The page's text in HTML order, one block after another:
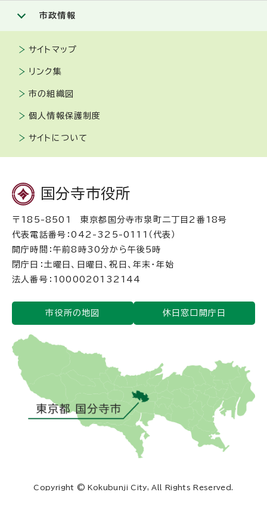
市政情報
サイトマップ
リンク集
市の組織図
個人情報保護制度
サイトについて
国分寺市役所
〒185-8501 東京都国分寺市泉町二丁目2番18号
代表電話番号：042-325-0111（代表）
開庁時間：午前8時30分から午後5時
閉庁日：土曜日、日曜日、祝日、年末・年始
法人番号：1000020132144
市役所の地図 休日窓口開庁日
Copyright © Kokubunji City, All Rights Reserved.